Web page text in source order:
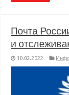
Почта
и
10.02.2022